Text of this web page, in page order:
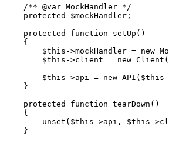
    /** @var MockHandler */
    protected $mockHandler;
    protected function setUp()
    {
$this->mockHandler = new
$this->client = new
$this->api = new
    }
    protected function tearDown()
    {
unset($this->api, $this-
    }